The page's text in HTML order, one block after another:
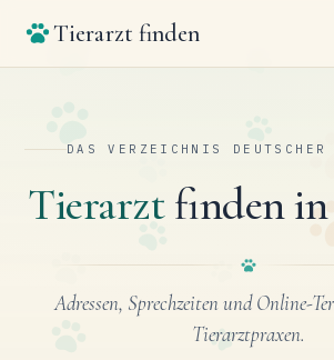
Tierarzt finden
DAS VERZEICHNIS
Tierarztfinden in
Adressen, Sprechzeiten und Online-
Tierarztpraxen.